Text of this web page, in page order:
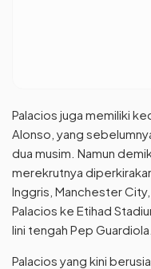
Palacios juga memiliki
Alonso, yang
dua musim. Namun
merekrutnya
Inggris, Manchester
Palacios ke Etihad
lini tengah Pep Guardiola.
Palacios yang kini